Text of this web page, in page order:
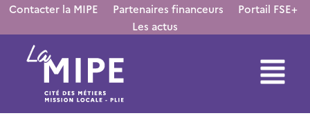
Contacter la MIPE Partenaires financeurs
Portail FSE+
Les actus